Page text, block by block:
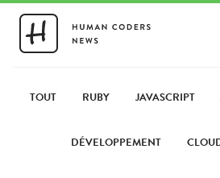
PARTAGER UN
TOUT RUBY JAVASCRIPT
DÉVELOPPEMENT